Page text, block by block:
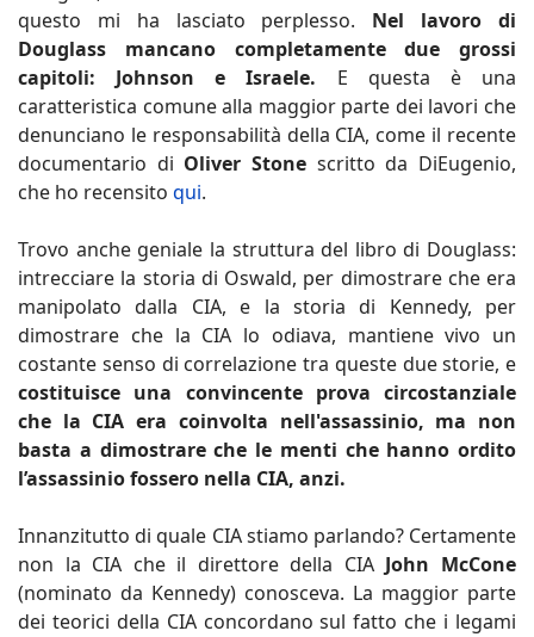
questo mi ha lasciato perplesso. Nel lavoro di
Douglass mancano completamente due grossi
capitoli: Johnson e Israele. E questa è una
caratteristica comune alla maggior parte dei lavori che
denunciano le responsabilità della CIA, come il recente
documentario di Oliver Stone scritto da DiEugenio,
che ho recensito qui.
Trovo anche geniale la struttura del libro di Douglass:
intrecciare la storia di Oswald, per dimostrare che era
manipolato dalla CIA, e la storia di Kennedy, per
dimostrare che la CIA lo odiava, mantiene vivo un
costante senso di correlazione tra queste due storie, e
costituisce una convincente prova circostanziale
che la CIA era coinvolta nell'assassinio, ma non
basta a dimostrare che le menti che hanno ordito
l’assassinio fossero nella CIA, anzi.
Innanzitutto di quale CIA stiamo parlando? Certamente
non la CIA che il direttore della CIA John McCone
(nominato da Kennedy) conosceva. La maggior parte
dei teorici della CIA concordano sul fatto che i legami